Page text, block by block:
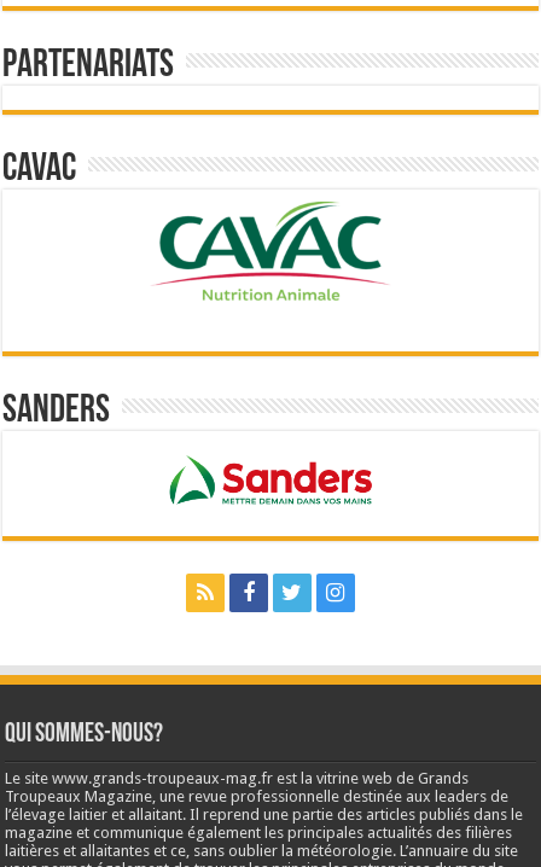
Partenariats
Cavac
Sanders
Qui sommes-nous?
Le site www.grands-troupeaux-mag.fr est la vitrine web de Grands
Troupeaux Magazine, une revue professionnelle destinée aux leaders de
l’élevage laitier et allaitant. Il reprend une partie des articles publiés dans le
magazine et communique également les principales actualités des filières
laitières et allaitantes et ce, sans oublier la météorologie. L’annuaire du site